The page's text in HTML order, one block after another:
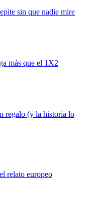
sin que nadie mire
más que el 1X2
regalo (y la historia lo
relato europeo